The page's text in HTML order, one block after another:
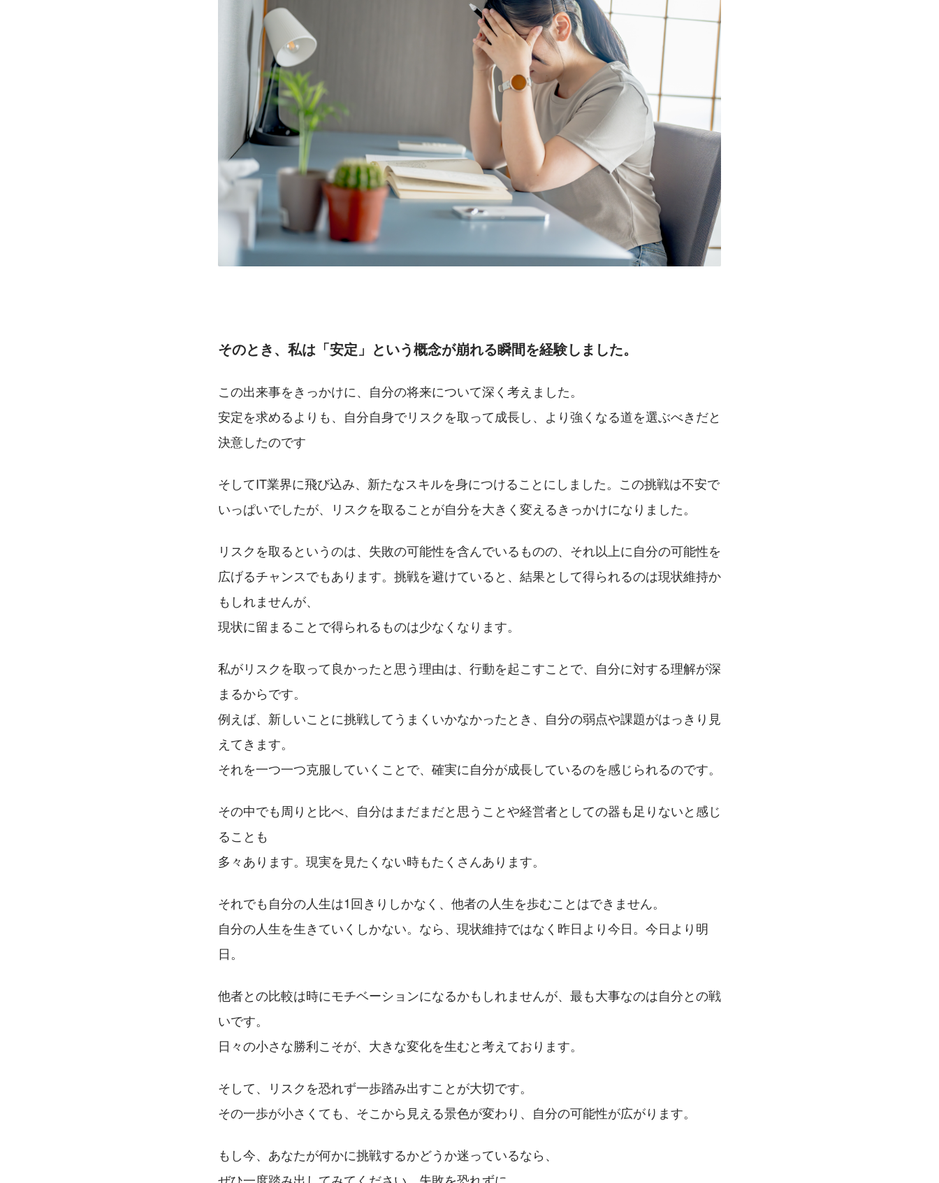
そのとき、 私は「安定」という概念が崩れる瞬間を経験しました。
この出来事をきっかけに、自分の将来について深く考えました。
安定を求めるよりも、自分自身でリスクを取って成長し、より強くなる道を選ぶべきだと
決意したのです
そしてIT業界に飛び込み、新たなスキルを身につけることにしました。この挑戦は不安で
いっぱいでしたが、リスクを取ることが自分を大きく変えるきっかけになりました。
リスクを取るというのは、失敗の可能性を含んでいるものの、それ以上に自分の可能性を
広げるチャンスでもあります。挑戦を避けていると、結果として得られるのは現状維持か
もしれませんが、
現状に留まることで得られるものは少なくなります。
私がリスクを取って良かったと思う理由は、行動を起こすことで、自分に対する理解が深
まるからです。
例えば、新しいことに挑戦してうまくいかなかったとき、自分の弱点や課題がはっきり見
えてきます。
それを一つ一つ克服していくことで、確実に自分が成長しているのを感じられるのです。
その中でも周りと比べ、自分はまだまだと思うことや経営者としての器も足りないと感じ
ることも
多々あります。現実を見たくない時もたくさんあります。
それでも自分の人生は1回きりしかなく、他者の人生を歩むことはできません。
自分の人生を生きていくしかない。なら、現状維持ではなく昨日より今日。今日より明
日。
他者との比較は時にモチベーションになるかもしれませんが、最も大事なのは自分との戦
いです。
日々の小さな勝利こそが、大きな変化を生むと考えております。
そして、リスクを恐れず一歩踏み出すことが大切です。
その一歩が小さくても、そこから見える景色が変わり、自分の可能性が広がります。
もし今、あなたが何かに挑戦するかどうか迷っているなら、